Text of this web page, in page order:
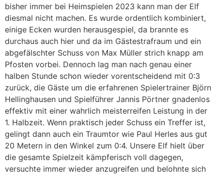
bisher immer bei Heimspielen 2023 kann man der Elf
diesmal nicht machen. Es wurde ordentlich kombiniert,
einige Ecken wurden herausgespiel, da brannte es
durchaus auch hier und da im Gästestrafraum und ein
abgefälschter Schuss von Max Müller strich knapp am
Pfosten vorbei. Dennoch lag man nach genau einer
halben Stunde schon wieder vorentscheidend mit 0:3
zurück, die Gäste um die erfahrenen Spielertrainer Björn
Hellinghausen und Spielführer Jannis Pörtner gnadenlos
effektiv mit einer wahrlich meisterreifen Leistung in der
1. Halbzeit. Wenn praktisch jeder Schuss ein Treffer ist,
gelingt dann auch ein Traumtor wie Paul Herles aus gut
20 Metern in den Winkel zum 0:4. Unsere Elf hielt über
die gesamte Spielzeit kämpferisch voll dagegen,
versuchte immer wieder anzugreifen und belohnte sich